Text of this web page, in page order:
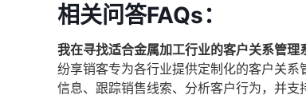
相关问答FAQs：
我在寻找适合金属加工行业的客户关系管理
纷享销客专为各行业提供定制化的客户关
信息、跟踪销售线索、分析客户行为，并支